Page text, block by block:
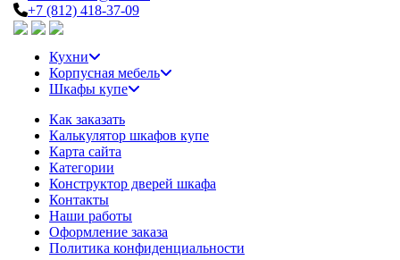
+7 (812) 418-37-09
Кухни
Корпусная мебель
Шкафы купе
Как заказать
Калькулятор шкафов купе
Карта сайта
Категории
Конструктор дверей шкафа
Контакты
Наши работы
Оформление заказа
Политика конфиденциальности